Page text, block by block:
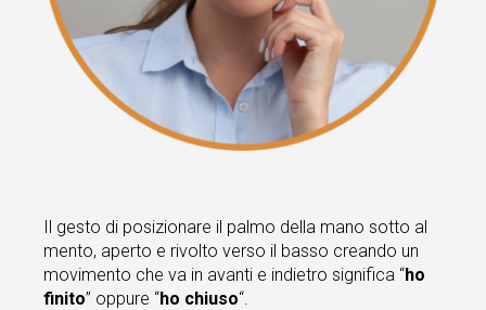
Il gesto di posizionare il palmo della mano sotto al
mento, aperto e rivolto verso il basso creando un
movimento che va in avanti e indietro significa “ho
finito” oppure “ho chiuso“.